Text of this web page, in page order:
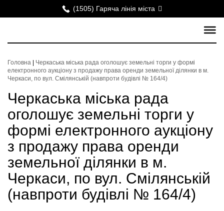
(1505) Гаряча лінія міста
Головна
Черкаська міська рада оголошує земельні торги у формі
електронного аукціону з продажу права оренди земельної ділянки в м.
Черкаси, по вул. Смілянській (навпроти будівлі № 164/4)
Черкаська міська рада
оголошує земельні торги у
формі електронного аукціону
з продажу права оренди
земельної ділянки в м.
Черкаси, по вул. Смілянській
(навпроти будівлі № 164/4)